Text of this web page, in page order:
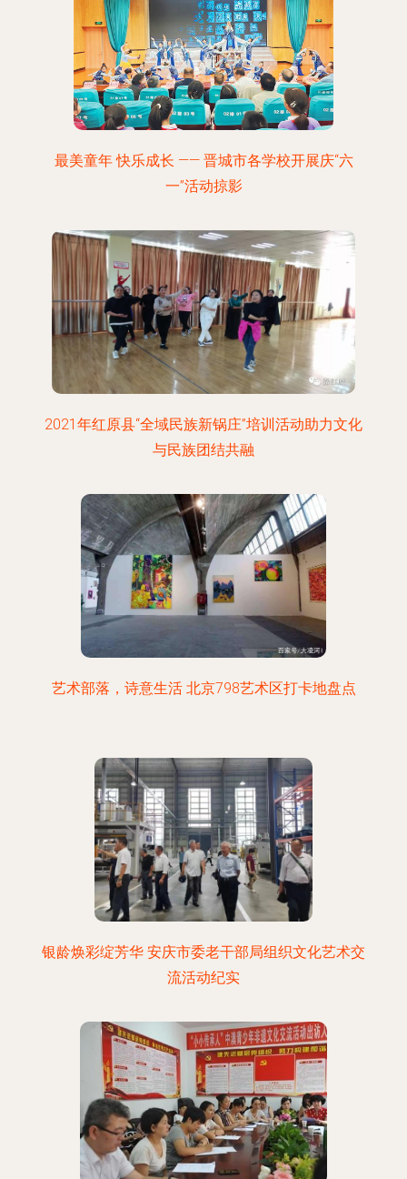
最美童年 快乐成长 —— 晋城市各学校开展庆“六
一”活动掠影
2021年红原县“全域民族新锅庄”培训活动助力文化
与民族团结共融
艺术部落，诗意生活 北京798艺术区打卡地盘点
银龄焕彩绽芳华 安庆市委老干部局组织文化艺术交
流活动纪实